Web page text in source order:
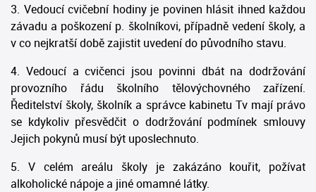
3. Vedoucí cvičební hodiny je povinen hlásit ihned každou
závadu a poškození p. školníkovi, případně vedení školy, a
v co nejkratší době zajistit uvedení do původního stavu.
4. Vedoucí a cvičenci jsou povinni dbát na dodržování
provozního řádu školního tělovýchovného zařízení.
Ředitelství školy, školník a správce kabinetu Tv mají právo
se kdykoliv přesvědčit o dodržování podmínek smlouvy
Jejich pokynů musí být uposlechnuto.
5. V celém areálu školy je zakázáno kouřit, požívat
alkoholické nápoje a jiné omamné látky.